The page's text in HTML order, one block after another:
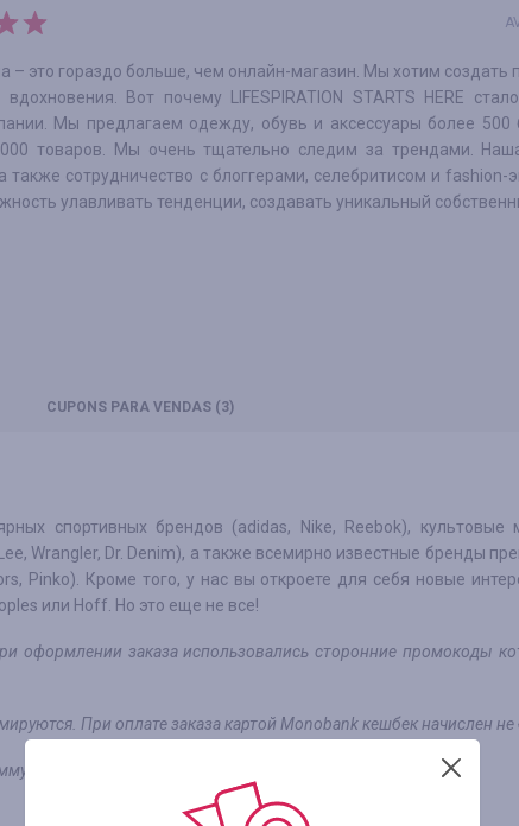
– это гораздо больше, чем онлайн-магазин. Мы хотим создать
Вот почему LIFESPIRATION STARTS HERE
Мы предлагаем одежду, обувь и аксессуары более 500
товаров. Мы очень тщательно следим за трендами.
также сотрудничество с блоггерами, селебритисом и fashion-
улавливать тенденции, создавать уникальный
CUPONS PARA VENDAS (3)
спортивных брендов (adidas, Nike, Reebok), культовые
Wrangler, Dr. Denim), а также всемирно известные бренды
Pinko). Кроме того, у нас вы откроете для себя новые
или Hoff. Но это еще не все!
оформлении заказа использовались сторонние промокоды
При оплате заказа картой Monobank кешбек начислен не
заказа без учета бонусов и скидок